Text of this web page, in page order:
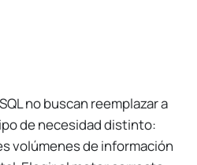
no buscan reemplazar a
de necesidad distinto:
volúmenes de información